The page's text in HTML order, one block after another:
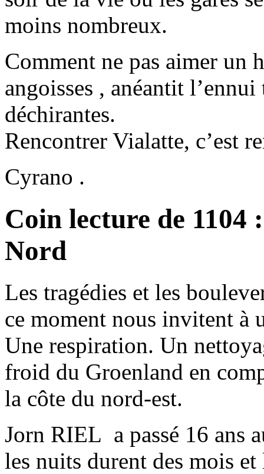
moins nombreux.
Comment ne pas aimer un
angoisses , anéantit
déchirantes.
Rencontrer Vialatte, c’est
Cyrano .
Coin lecture de
Nord
Les tragédies et les
ce moment nous invitent à
Une respiration. Un
froid du Groenland en
la côte du nord-est.
Jorn RIEL a passé 16 ans
les nuits durent des mois